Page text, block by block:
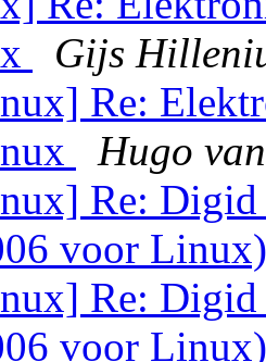
Gijs
Re:
Hugo
Re: Digid
voor
Re: Digid
voor